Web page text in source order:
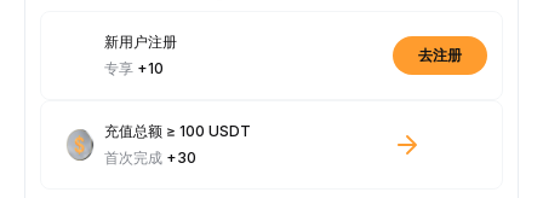
新用户注册
专享 +10
去注册
充值总额 ≥ 100 USDT
首次完成 +30